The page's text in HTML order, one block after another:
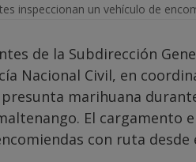
inspeccionan un vehículo de
de la Subdirección
Nacional Civil, en
marihuana
El cargamento
con ruta